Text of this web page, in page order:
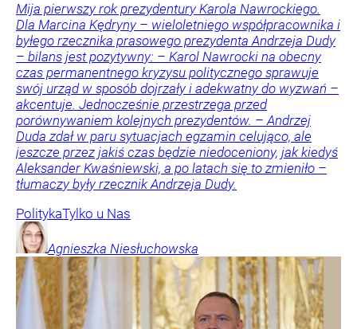
Mija pierwszy rok prezydentury Karola Nawrockiego.
Dla Marcina Kędryny – wieloletniego współpracownika i
byłego rzecznika prasowego prezydenta Andrzeja Dudy
– bilans jest pozytywny: – Karol Nawrocki na obecny
czas permanentnego kryzysu politycznego sprawuje
swój urząd w sposób dojrzały i adekwatny do wyzwań –
akcentuje. Jednocześnie przestrzega przed
porównywaniem kolejnych prezydentów. – Andrzej
Duda zdał w paru sytuacjach egzamin celująco, ale
jeszcze przez jakiś czas będzie niedoceniony, jak kiedyś
Aleksander Kwaśniewski, a po latach się to zmieniło –
tłumaczy były rzecznik Andrzeja Dudy.
PolitykaTylko u Nas
Agnieszka Niesłuchowska